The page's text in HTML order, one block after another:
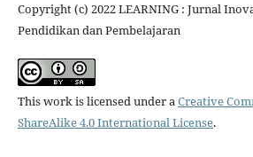
Copyright (c) 2022 LEARNING : Jurnal
Pendidikan dan Pembelajaran
This work is licensed under aCreative
ShareAlike 4.0 International License.